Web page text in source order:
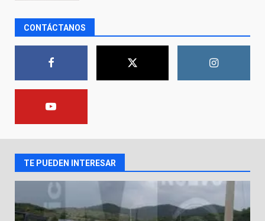
bolsas incendiadas en Valle de
Santiago
10 de agosto de 2026
2
3
En consultorio médico lesiona a
una mujer
8 de agosto de 2026
CONTÁCTANOS
TE PUEDEN INTERESAR